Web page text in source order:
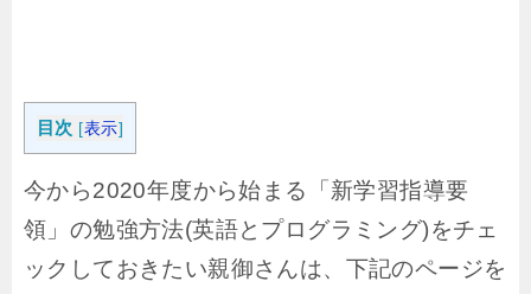
目次 [表示]
今から2020年度から始まる「新学習指導要
領」の勉強方法(英語とプログラミング)をチェ
ックしておきたい親御さんは、下記のページを